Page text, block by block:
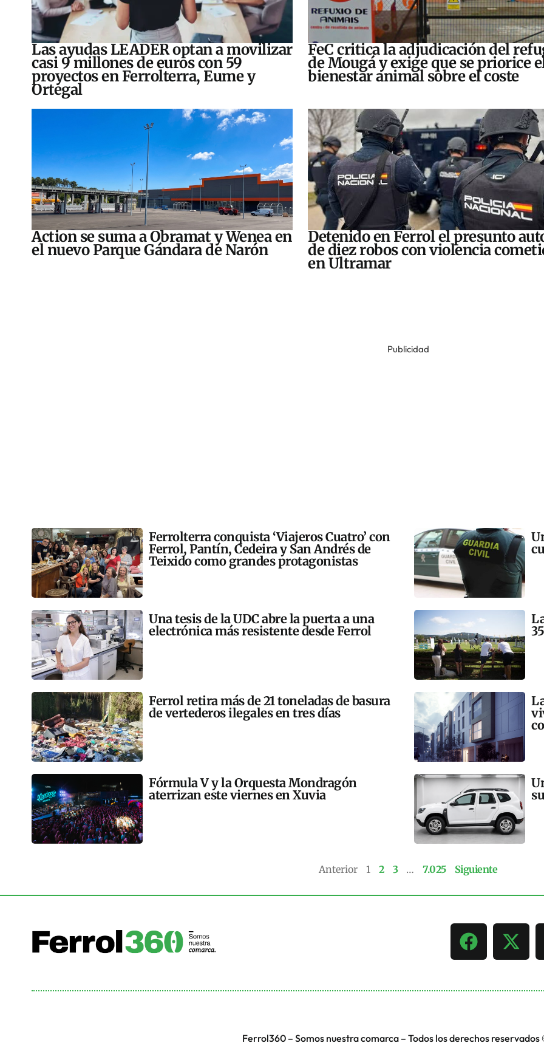
Las ayudas LEADER optan a movilizar
casi 9 millones de euros con 59
proyectos en Ferrolterra, Eume y
Ortegal
FeC critica la adjudicación del
de Mougá y exige que se priorice
bienestar animal sobre el coste
Action se suma a Obramat y Wenea en
el nuevo Parque Gándara de Narón
Detenido en Ferrol el presunto
de diez robos con violencia
en Ultramar
Publicidad
Ferrolterra conquista ‘Viajeros Cuatro’ con
Ferrol, Pantín, Cedeira y San Andrés de
Teixido como grandes protagonistas
Una tesis de la UDC abre la puerta a una
electrónica más resistente desde Ferrol
Ferrol retira más de 21 toneladas de basura
de vertederos ilegales en tres días
Fórmula V y la Orquesta Mondragón
aterrizan este viernes en Xuvia
Anterior 1 2 3 … 7.025 Siguiente
Ferrol360 – Somos nuestra comarca – Todos los derechos